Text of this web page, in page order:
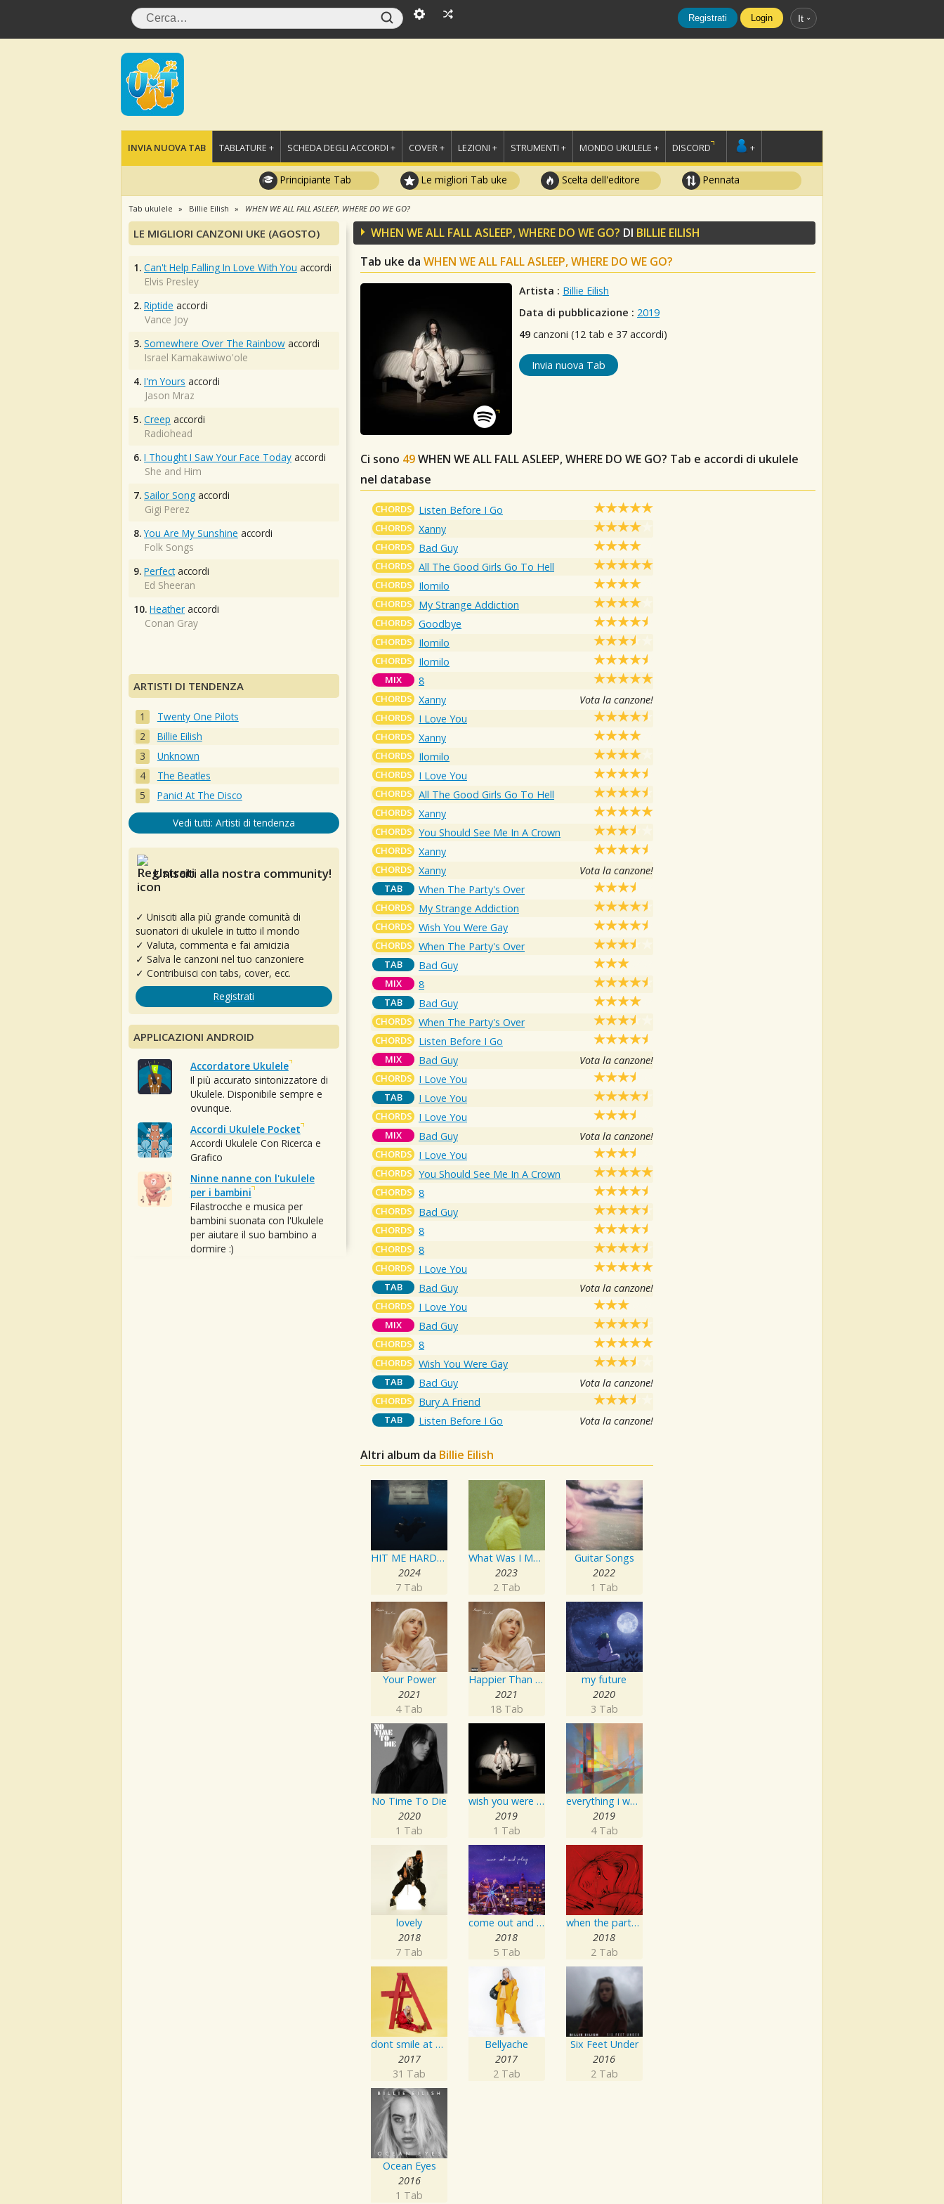
Registrati Login It
INVIA NUOVA TAB TABLATURE + SCHEDA DEGLI ACCORDI + COVER + LEZIONI + STRUMENTI + MONDO UKULELE + DISCORD +
Principiante Tab Le migliori Tab uke Scelta dell'editore Pennata
Tab ukulele Billie Eilish WHEN WE ALL FALL ASLEEP, WHERE DO WE GO?
WHEN WE ALL FALL ASLEEP, WHERE DO WE GO? DI BILLIE EILISH
Tab uke da WHEN WE ALL FALL ASLEEP, WHERE DO WE GO?
Artista : Billie Eilish
Data di pubblicazione : 2019
49 canzoni (12 tab e 37 accordi)
Invia nuova Tab
Ci sono 49WHEN WE ALL FALL ASLEEP, WHERE DO WE GO? Tab e accordi di ukulele
nel database
CHORDS Listen Before I Go
CHORDS Xanny
CHORDS Bad Guy
CHORDS All The Good Girls Go To Hell
CHORDS Ilomilo
CHORDS My Strange Addiction
CHORDS Goodbye
CHORDS Ilomilo
CHORDS Ilomilo
MIX 8
CHORDS Xanny Vota la canzone!
CHORDS I Love You
CHORDS Xanny
CHORDS Ilomilo
CHORDS I Love You
CHORDS All The Good Girls Go To Hell
CHORDS Xanny
CHORDS You Should See Me In A Crown
CHORDS Xanny
CHORDS Xanny Vota la canzone!
TAB When The Party's Over
CHORDS My Strange Addiction
CHORDS Wish You Were Gay
CHORDS When The Party's Over
TAB Bad Guy
MIX 8
TAB Bad Guy
CHORDS When The Party's Over
CHORDS Listen Before I Go
MIX Bad Guy Vota la canzone!
CHORDS I Love You
TAB I Love You
CHORDS I Love You
MIX Bad Guy Vota la canzone!
CHORDS I Love You
CHORDS You Should See Me In A Crown
CHORDS 8
CHORDS Bad Guy
CHORDS 8
CHORDS 8
CHORDS I Love You
TAB Bad Guy Vota la canzone!
CHORDS I Love You
MIX Bad Guy
CHORDS 8
CHORDS Wish You Were Gay
TAB Bad Guy Vota la canzone!
CHORDS Bury A Friend
TAB Listen Before I Go Vota la canzone!
Altri album da Billie Eilish
HIT ME HARD AND SOFT
2024
7 Tab
What Was I Made For? [From The Motion Picture "Barbie"]
2023
2 Tab
Guitar Songs
2022
1 Tab
Your Power
2021
4 Tab
Happier Than Ever
2021
18 Tab
my future
2020
3 Tab
No Time To Die
2020
1 Tab
wish you were gay
2019
1 Tab
everything i wanted
2019
4 Tab
lovely
2018
7 Tab
come out and play
2018
5 Tab
when the party's over
2018
2 Tab
dont smile at me
2017
31 Tab
Bellyache
2017
2 Tab
Six Feet Under
2016
2 Tab
Ocean Eyes
2016
1 Tab
LE MIGLIORI CANZONI UKE (AGOSTO)
1. Can't Help Falling In Love With You accordi
Elvis Presley
2. Riptide accordi
Vance Joy
3. Somewhere Over The Rainbow accordi
Israel Kamakawiwo'ole
4. I'm Yours accordi
Jason Mraz
5. Creep accordi
Radiohead
6. I Thought I Saw Your Face Today accordi
She and Him
7. Sailor Song accordi
Gigi Perez
8. You Are My Sunshine accordi
Folk Songs
9. Perfectaccordi
Ed Sheeran
10. Heather accordi
Conan Gray
ARTISTI DI TENDENZA
Twenty One Pilots
Billie Eilish
Unknown
The Beatles
Panic! At The Disco
Vedi tutti: Artisti di tendenza
Unisciti alla nostra community!
✓ Unisciti alla più grande comunità di
suonatori di ukulele in tutto il mondo
✓ Valuta, commenta e fai amicizia
✓ Salva le canzoni nel tuo canzoniere
✓ Contribuisci con tabs, cover, ecc.
Registrati
APPLICAZIONI ANDROID
Accordatore Ukulele
Il più accurato sintonizzatore di
Ukulele. Disponibile sempre e
ovunque.
Accordi Ukulele Pocket
Accordi Ukulele Con Ricerca e
Grafico
Ninne nanne con l'ukulele
per i bambini
Filastrocche e musica per
bambini suonata con l'Ukulele
per aiutare il suo bambino a
dormire :)